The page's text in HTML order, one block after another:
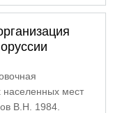
населенных мест
В.Н. 1984.